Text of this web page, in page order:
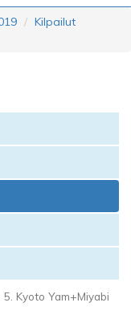
Kilpailut
5. Kyoto Yam+Miyabi